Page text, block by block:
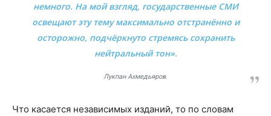
немного. На мой взгляд, государственные СМИ
освещают эту тему максимально отстранённо и
осторожно, подчёркнуто стремясь сохранить
нейтральный тон».
Лукпан Ахмедьяров.
Что касается независимых изданий, то по словам